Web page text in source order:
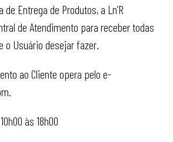
Entrega de Produtos, a Ln’R
de Atendimento para receber todas
o Usuário desejar fazer.
ao Cliente opera pelo e-
.
às 18h00